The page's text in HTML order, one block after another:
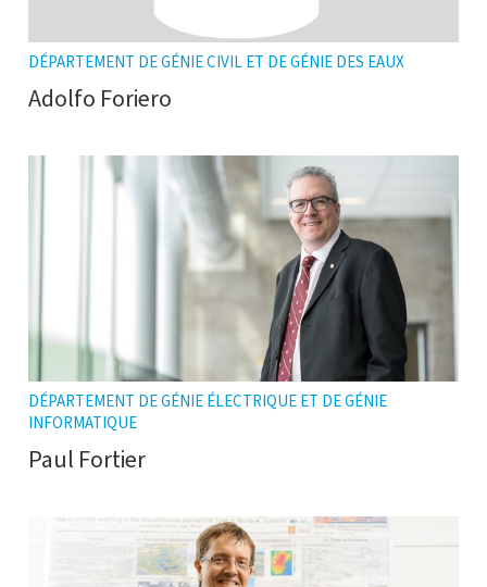
DÉPARTEMENT DE GÉNIE CIVIL ET DE GÉNIE DES EAUX
Adolfo Foriero
DÉPARTEMENT DE GÉNIE ÉLECTRIQUE ET DE GÉNIE
INFORMATIQUE
Paul Fortier